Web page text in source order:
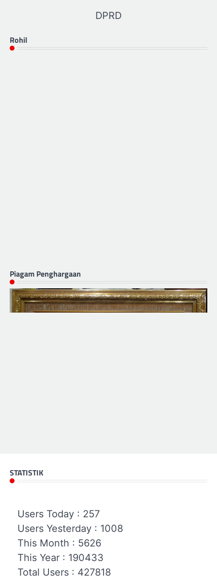
DPRD
Rohil
Piagam Penghargaan
STATISTIK
Users Today : 257
Users Yesterday : 1008
This Month : 5626
This Year : 190433
Total Users : 427818